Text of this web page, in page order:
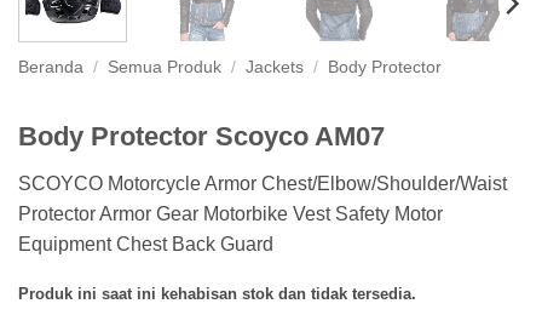
Beranda / Semua Produk / Jackets / Body Protector
Body Protector Scoyco AM07
SCOYCO Motorcycle Armor Chest/Elbow/Shoulder/Waist
Protector Armor Gear Motorbike Vest Safety Motor
Equipment Chest Back Guard
Produk ini saat ini kehabisan stok dan tidak tersedia.